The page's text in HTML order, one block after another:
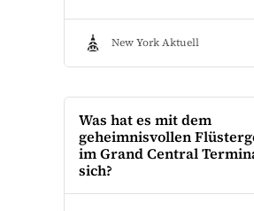
New York Aktuell
Was hat es mit dem
geheimnisvollen
im Grand Central
sich?